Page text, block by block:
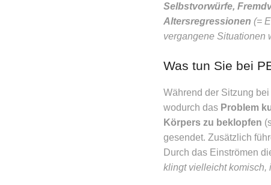
Selbstvorwürfe,
Altersregressionen (=
vergangene Situationen
Was tun Sie bei
Während der Sitzung
wodurch das Problem
Körpers zu beklopfen
gesendet. Zusätzlich
Durch das Einströmen
klingt vielleicht komisch,